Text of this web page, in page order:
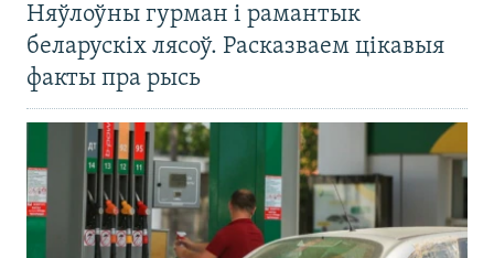
Няўлоўны гурман і рамантык
беларускіх лясоў. Расказваем цікавыя
факты пра рысь